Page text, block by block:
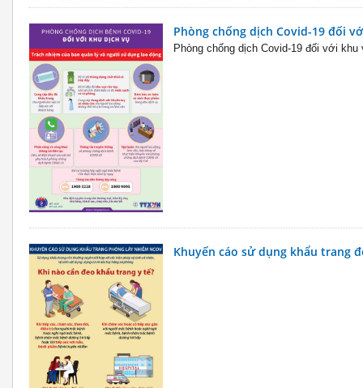
Phòng chống dịch Covid-19 đối
Phòng chống dịch Covid-19 đối với
Khuyến cáo sử dụng khẩu trang